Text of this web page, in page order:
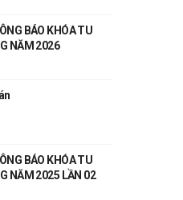
BÁO KHÓA TU
NĂM 2026
BÁO KHÓA TU
NĂM 2025 LẦN 02